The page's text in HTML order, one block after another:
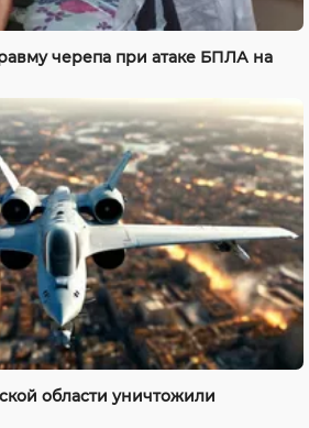
черепа при атаке БПЛА на
области уничтожили